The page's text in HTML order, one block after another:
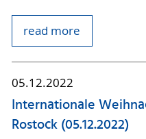
read more
05.12.2022
Internationale
Rostock (05.12.2022)